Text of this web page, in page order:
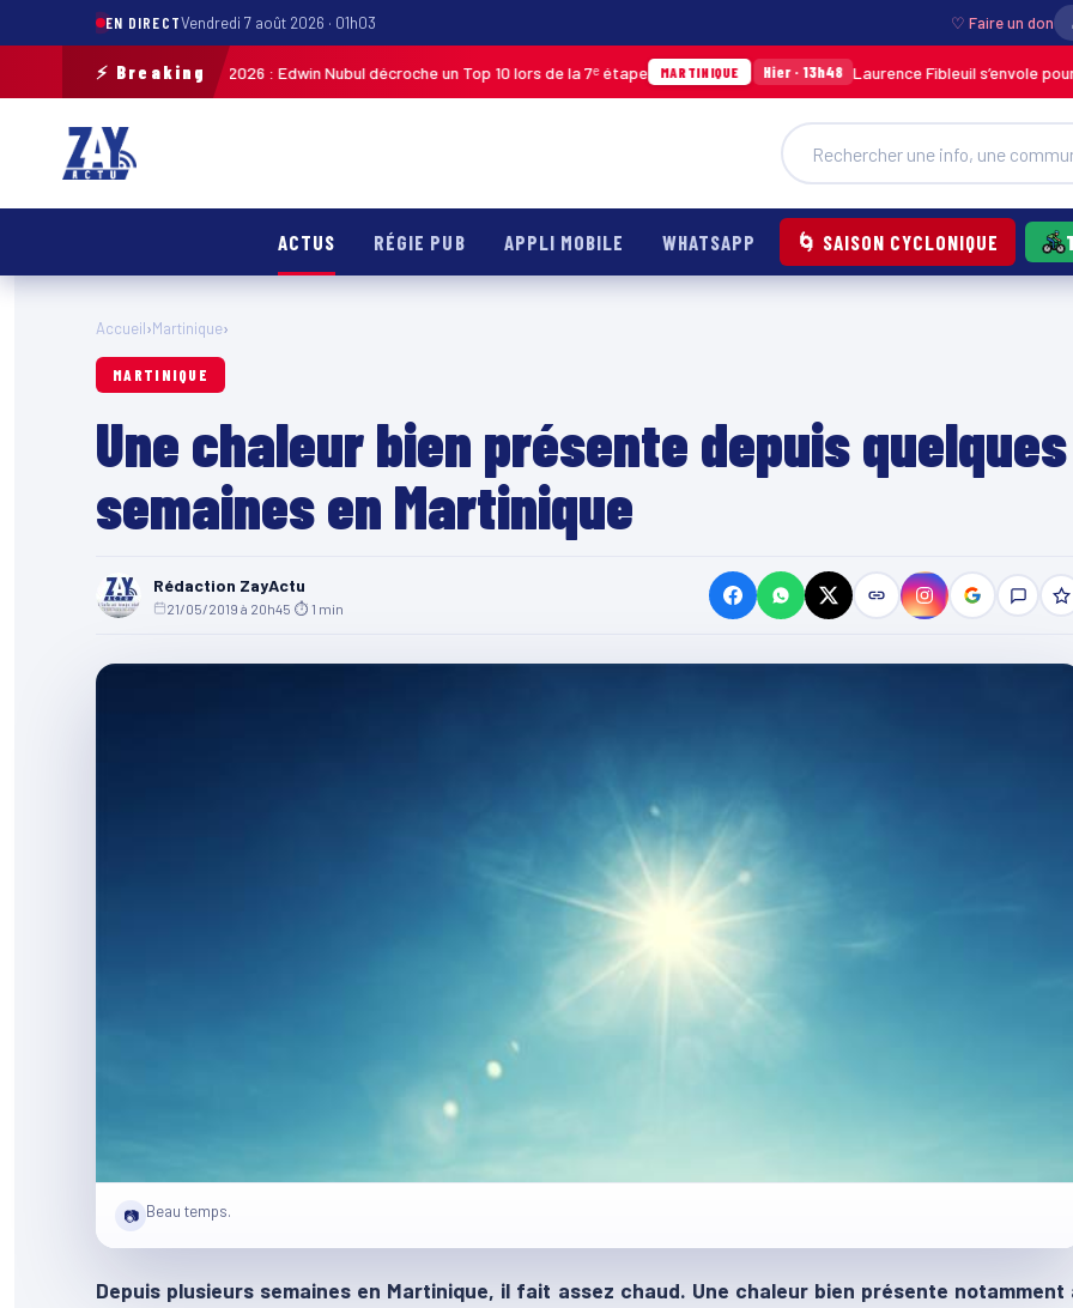
EN DIRECTVendredi 7 août 2026 · 01h03 ♡ Faire un don
⚡ Breaking
de Guadeloupe 2026 : Edwin Nubul décroche un Top 10 lors de la 7ᵉ étape MARTINIQUE Hier · 13h48 Laurence Fibleuil s’envole pour
ACTUS RÉGIE PUB APPLI MOBILE WHATSAPP 🌀 SAISON CYCLONIQUE
Accueil›Martinique›
MARTINIQUE
Une chaleur bien présente depuis quelques
semaines en Martinique
Rédaction ZayActu
21/05/2019 à 20h45 ⏱ 1 min
📷 Beau temps.
Depuis plusieurs semaines en Martinique, il fait assez chaud. Une chaleur bien présente notamment